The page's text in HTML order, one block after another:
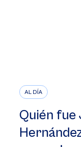
AL DÍA
Quién fue